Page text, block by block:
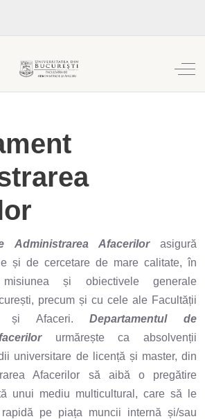
Off-
Administrarea Afacerilorasigură
și de cercetare de mare calitate, în
și obiectivele generale
precum și cu cele ale Facultății
și Afaceri.Departamentul de
urmărește ca absolvenții
universitare de licență și master, din
Afacerilor să aibă o pregătire
unui mediu multicultural, care să le
pe piața muncii internă și/sau